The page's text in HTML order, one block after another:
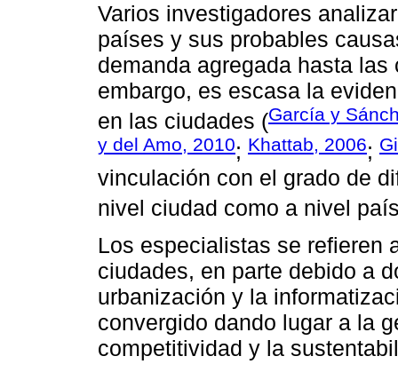
Varios investigadores
países y sus probables
demanda agregada hasta
embargo, es escasa la
en las ciudades (García y
y del Amo, 2010; Khattab, 2006;
vinculación con el grado de
nivel ciudad como a nivel
Los especialistas se refieren
ciudades, en parte debido a
urbanización y la
convergido dando lugar a la
competitividad y la